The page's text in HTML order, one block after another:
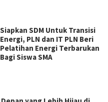
Siapkan SDM Untuk Transisi
Energi, PLN dan IT PLN Beri
Pelatihan Energi Terbarukan
Bagi Siswa SMA